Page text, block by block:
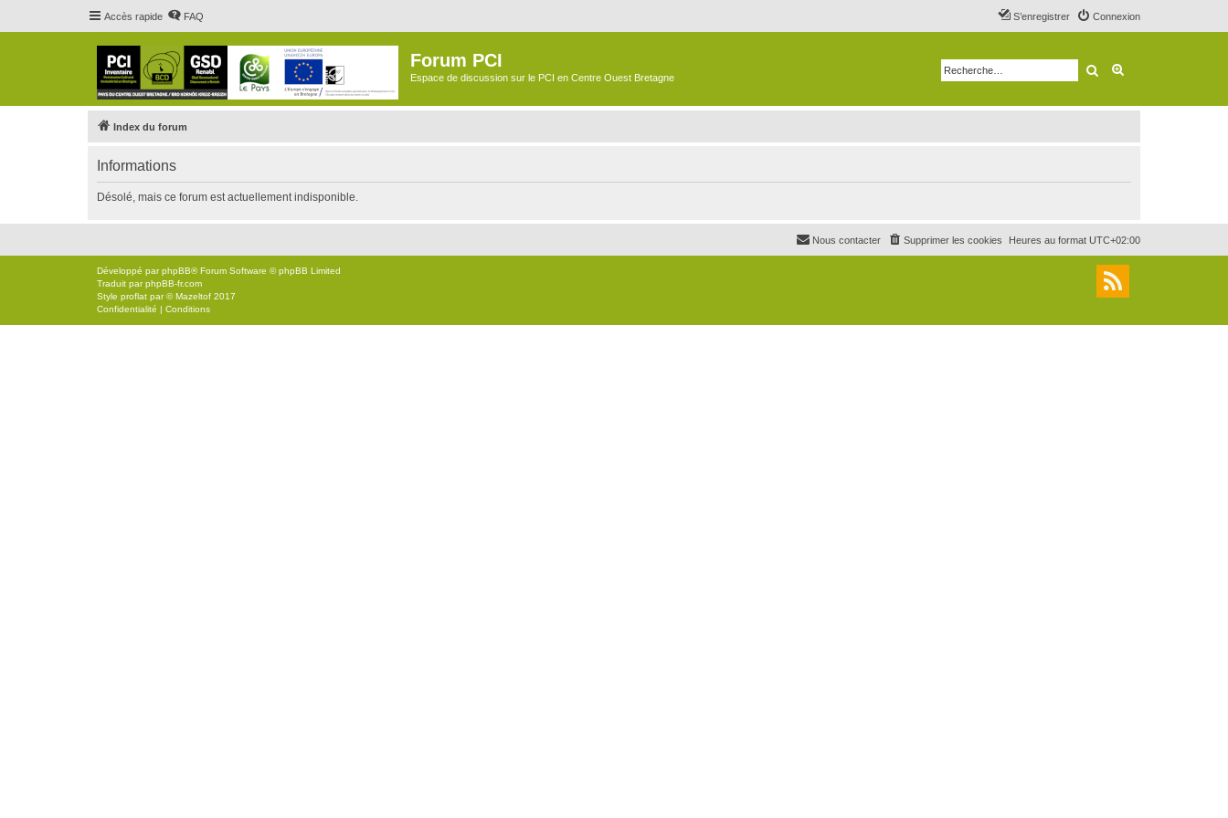
Accès rapide FAQ Connexion
S’enregistrer
Forum PCI
Espace de discussion sur le PCI en Centre Ouest Bretagne Rechercher
Index du forum
Informations
Désolé, mais ce forum est actuellement indisponible.
Heures au format UTC+02:00
Supprimer les cookies
Nous contacter
Développé parphpBB® Forum Software © phpBB Limited
Traduit parphpBB-fr.com
Style proflat par ©Mazeltof 2017
Confidentialité | Conditions